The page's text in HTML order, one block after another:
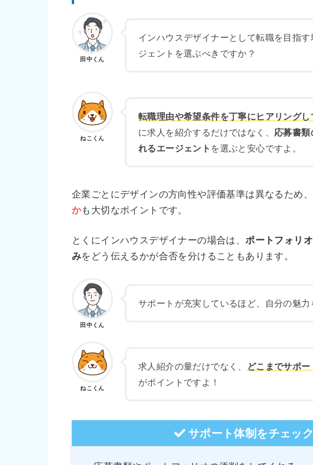
田中くん
インハウスデザイナーとして転職を目指
ジェントを選ぶべきですか？
ねこくん
転職理由や希望条件を丁寧にヒアリング
に求人を紹介するだけではなく、 応募書類
れるエージェント を選ぶと安心ですよ。
企業ごとにデザインの方向性や評価基準は異なるため、
かも大切なポイントです。
とくにインハウスデザイナーの場合は、ポートフォリ
みをどう伝えるかが合否を分けることもあります。
田中くん
サポートが充実しているほど、自分の魅力
ねこくん
求人紹介の量だけでなく、 どこまでサポ
がポイントですよ！
サポート体制をチェッ